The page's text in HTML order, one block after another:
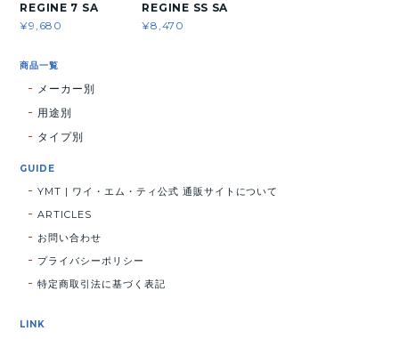
REGINE 7 SA
¥9,680
REGINE SS SA
¥8,470
商品一覧
メーカー別
用途別
タイプ別
GUIDE
YMT | ワイ・エム・ティ公式 通販サイトについて
ARTICLES
お問い合わせ
プライバシーポリシー
特定商取引法に基づく表記
LINK